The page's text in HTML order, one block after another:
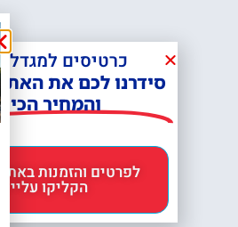
כרטיסים למגדל
סידרנו לכם את
והמחיר הכי
הקליקו עליי 😊